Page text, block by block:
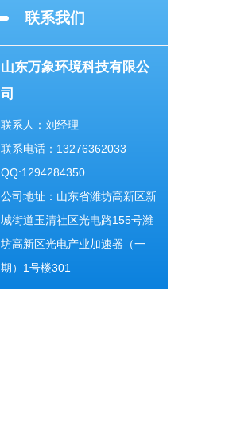
联系我们
山东万象环境科技有限公
司
联系人：刘经理
联系电话：13276362033
QQ:1294284350
公司地址：山东省潍坊高新区新
城街道玉清社区光电路155号潍
坊高新区光电产业加速器（一
期）1号楼301